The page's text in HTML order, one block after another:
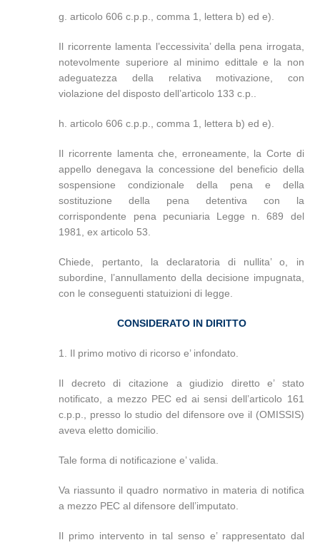
g. articolo 606 c.p.p., comma 1, lettera b) ed e).
Il ricorrente lamenta l’eccessivita’ della pena irrogata,
notevolmente superiore al minimo edittale e la non
adeguatezza della relativa motivazione, con
violazione del disposto dell’articolo 133 c.p..
h. articolo 606 c.p.p., comma 1, lettera b) ed e).
Il ricorrente lamenta che, erroneamente, la Corte di
appello denegava la concessione del beneficio della
sospensione condizionale della pena e della
sostituzione della pena detentiva con la
corrispondente pena pecuniaria Legge n. 689 del
1981, ex articolo 53.
Chiede, pertanto, la declaratoria di nullita’ o, in
subordine, l’annullamento della decisione impugnata,
con le conseguenti statuizioni di legge.
CONSIDERATO IN DIRITTO
1. Il primo motivo di ricorso e’ infondato.
Il decreto di citazione a giudizio diretto e’ stato
notificato, a mezzo PEC ed ai sensi dell’articolo 161
c.p.p., presso lo studio del difensore ove il (OMISSIS)
aveva eletto domicilio.
Tale forma di notificazione e’ valida.
Va riassunto il quadro normativo in materia di notifica
a mezzo PEC al difensore dell’imputato.
Il primo intervento in tal senso e’ rappresentato dal